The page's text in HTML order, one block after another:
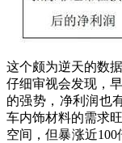
这个颇为逆天的数
仔细审视会发现，
的强势，净利润也
车内饰材料的需求
空间，但暴涨近